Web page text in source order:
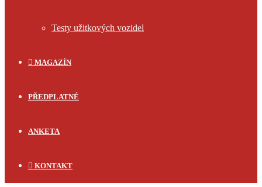
Testy užitkových vozidel
MAGAZÍN
PŘEDPLATNÉ
ANKETA
KONTAKT